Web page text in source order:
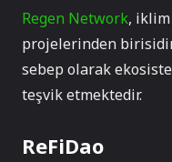
Regen Network,
projelerinden
sebep olarak
teşvik etmektedir.
ReFiDao